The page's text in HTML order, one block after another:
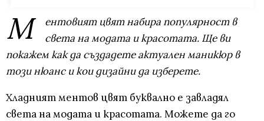
М
ентовият цвят набира популярност в
света на модата и красотата. Ще ви
покажем как да създадете актуален маникюр в
този нюанс и кои дизайни да изберете.
Хладният ментов цвят буквално е завладял
света на модата и красотата. Можете да го